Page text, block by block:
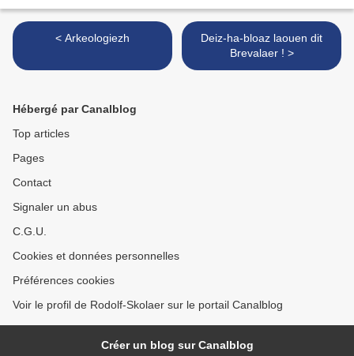
< Arkeologiezh
Deiz-ha-bloaz laouen dit
Brevalaer ! >
Hébergé par Canalblog
Top articles
Pages
Contact
Signaler un abus
C.G.U.
Cookies et données personnelles
Préférences cookies
Voir le profil de Rodolf-Skolaer sur le portail Canalblog
Créer un blog sur Canalblog